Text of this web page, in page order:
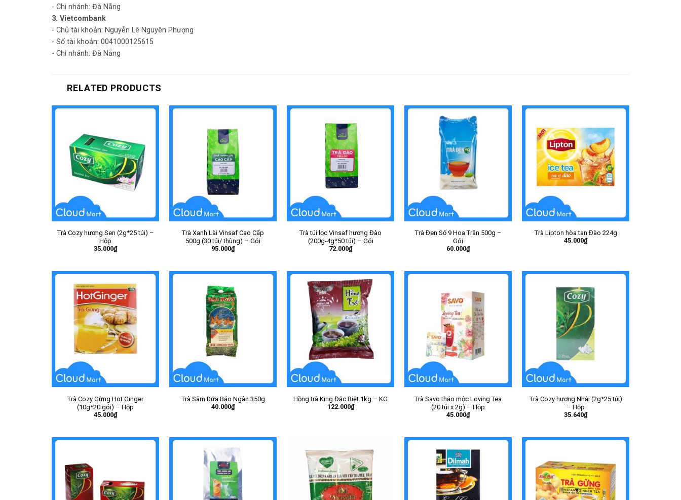
- Chi nhánh: Đà Nẵng
3. Vietcombank
- Chủ tài khoản: Nguyễn Lê Nguyên Phượng
- Số tài khoản: 0041000125615
- Chi nhánh: Đà Nẵng
RELATED PRODUCTS
Trà Cozy hương Sen (2g*25 túi) –
Hộp
35.000₫
Trà Xanh Lài Vinsaf Cao Cấp
500g (30 túi/ thùng) – Gói
95.000₫
Trà túi lọc Vinsaf hương Đào
(200g-4g*50 túi) – Gói
72.000₫
Trà Đen Số 9 Hoa Trân 500g –
Gói
60.000₫
Trà Lipton hòa tan Đào 224g
45.000₫
Trà Cozy Gừng Hot Ginger
(10g*20 gói) – Hộp
45.000₫
Trà Sâm Dứa Bảo Ngân 350g
40.000₫
Hồng trà King Đặc Biệt 1kg – KG
122.000₫
Trà Savo thảo mộc Loving Tea
(20 túi x 2g) – Hộp
45.000₫
Trà Cozy hương Nhài (2g*25 túi)
– Hộp
35.640₫